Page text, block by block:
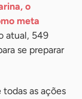
o
meta
atual, 549
se preparar
as ações